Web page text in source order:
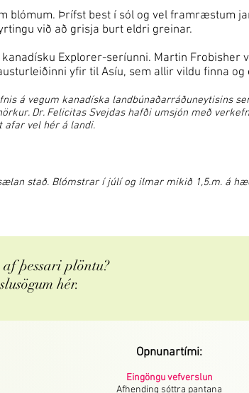
blómum. Þrífst best í sól og vel framræstum
við að grisja burt eldri greinar.
Explorer-seríunni. Martin Frobisher
yfir til Asíu, sem allir vildu finna
á vegum kanadíska landbúnaðarráðuneytisins
Dr. Felicitas Svejdas hafði umsjón með
afar vel hér á landi.
stað. Blómstrar í júlí og ilmar mikið 1,5.m. á
þessari plöntu?
hér.
Opnunartími:
Eingöngu vefverslun
Afhending sóttra pantana